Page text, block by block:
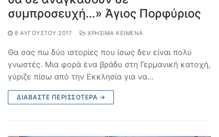
συμπροσευχή…» Άγιος Πορφύριος
8 ΑΥΓΟΎΣΤΟΥ 2017 ΧΡΉΣΙΜΑ ΚΕΊΜΕΝΑ
Θα σας πω δύο ιστορίες που ίσως δεν είναι πολύ
γνωστές. Μια φορά ένα βράδυ στη Γερμανική κατοχή,
γύριζε πίσω από την Εκκλησία για να…
ΔΙΑΒΆΣΤΕ ΠΕΡΙΣΣΌΤΕΡΑ →